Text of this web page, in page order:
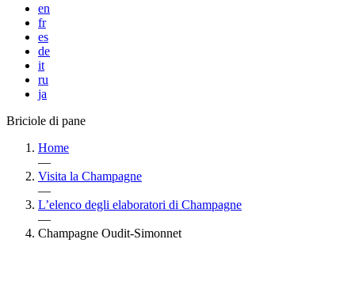
en
fr
es
de
it
ru
ja
Briciole di pane
Home
—
Visita la Champagne
—
L’elenco degli elaboratori di Champagne
—
Champagne Oudit-Simonnet